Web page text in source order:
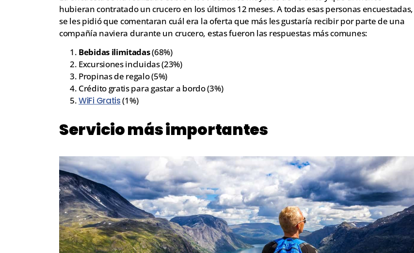
hubieran contratado un crucero en los últimos 12 meses. A todas esas personas encuestadas,
se les pidió que comentaran cuál era la oferta que más les gustaría recibir por parte de una
compañía naviera durante un crucero, estas fueron las respuestas más comunes:
Bebidas ilimitadas(68%)
Excursiones incluidas (23%)
Propinas de regalo (5%)
Crédito gratis para gastar a bordo (3%)
WiFi Gratis(1%)
Servicio más importantes